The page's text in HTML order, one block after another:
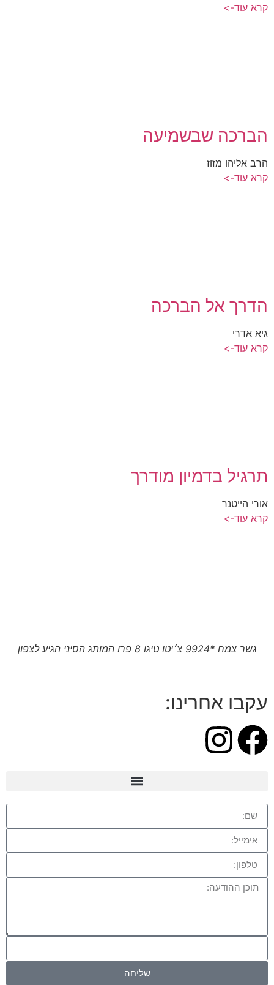
קרא עוד->
הברכה שבשמיעה
הרב אליהו מזוז
קרא עוד->
הדרך אל הברכה
גיא אדרי
קרא עוד->
תרגיל בדמיון מודרך
אורי הייטנר
קרא עוד->
גשר צמח *9924 צ׳יטו טיגו 8 פרו המותג הסיני הגיע לצפון
עקבו אחרינו:
שליחה